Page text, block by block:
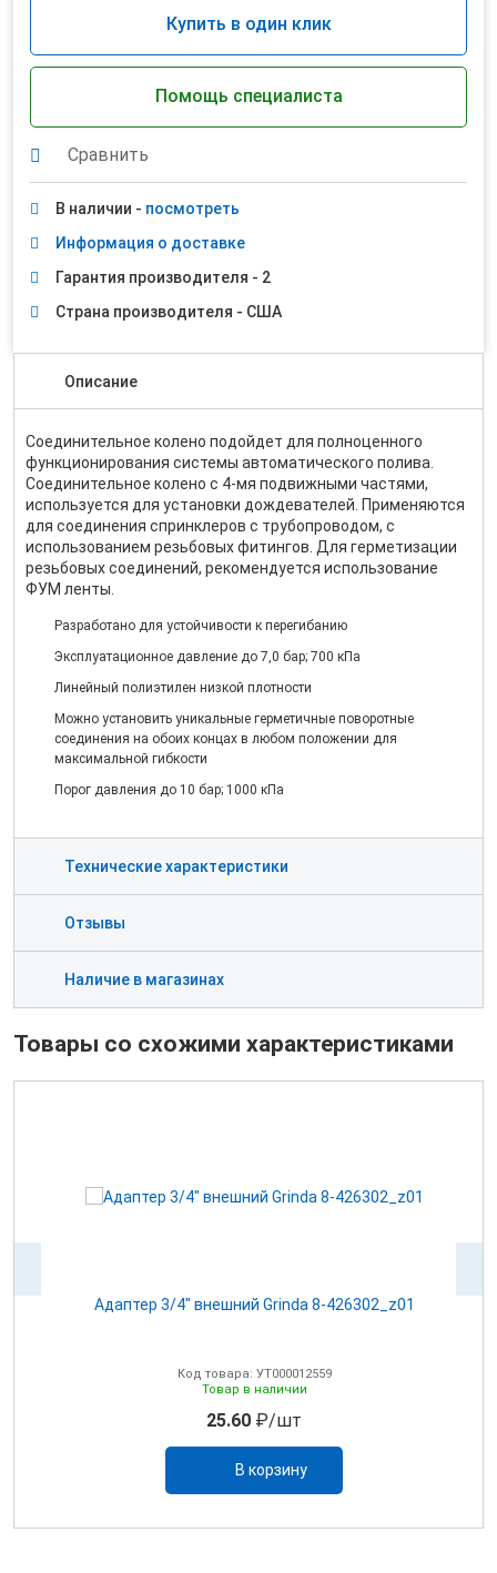
Купить в один клик
Помощь специалиста
Сравнить
В наличии - посмотреть
Информация о доставке
Гарантия производителя - 2
Страна производителя - США
Описание
Соединительное колено подойдет для полноценного
функционирования системы автоматического полива.
Соединительное колено с 4-мя подвижными частями,
используется для установки дождевателей. Применяются
для соединения спринклеров с трубопроводом, с
использованием резьбовых фитингов. Для герметизации
резьбовых соединений, рекомендуется использование
ФУМ ленты.
Разработано для устойчивости к перегибанию
Эксплуатационное давление до 7,0 бар; 700 кПа
Линейный полиэтилен низкой плотности
Можно установить уникальные герметичные поворотные
соединения на обоих концах в любом положении для
максимальной гибкости
Порог давления до 10 бар; 1000 кПа
Технические характеристики
Отзывы
Наличие в магазинах
Товары со схожими характеристиками
Адаптер 3/4" внешний Grinda 8-426302_z01
Код товара: УТ000012559
Товар в наличии
25.60 ₽/шт
В корзину